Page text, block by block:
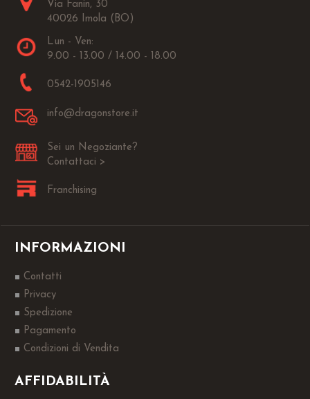
Via Fanin, 30
40026 Imola (BO)
Lun - Ven:
9.00 - 13.00 / 14.00 - 18.00
0542-1905146
info@dragonstore.it
Sei un Negoziante?
Contattaci >
Franchising
INFORMAZIONI
Contatti
Privacy
Spedizione
Pagamento
Condizioni di Vendita
AFFIDABILITÀ